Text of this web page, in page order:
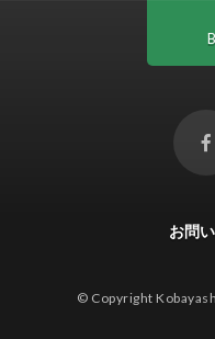
お問
© Copyright